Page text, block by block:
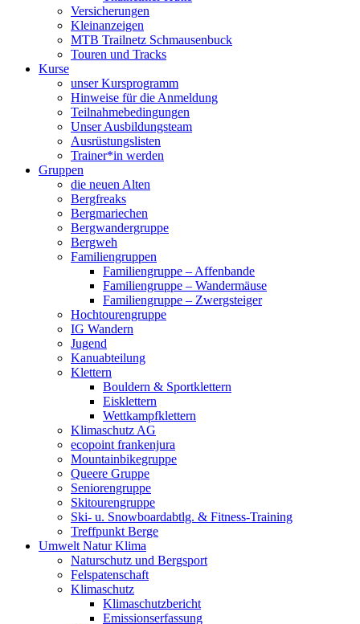
Versicherungen
Kleinanzeigen
MTB Trailnetz Schmausenbuck
Touren und Tracks
Kurse
unser Kursprogramm
Hinweise für die Anmeldung
Teilnahmebedingungen
Unser Ausbildungsteam
Ausrüstungslisten
Trainer*in werden
Gruppen
die neuen Alten
Bergfreaks
Bergmariechen
Bergwandergruppe
Bergweh
Familiengruppen
Familiengruppe – Affenbande
Familiengruppe – Wandermäuse
Familiengruppe – Zwergsteiger
Hochtourengruppe
IG Wandern
Jugend
Kanuabteilung
Klettern
Bouldern & Sportklettern
Eisklettern
Wettkampfklettern
Klimaschutz AG
ecopoint frankenjura
Mountainbikegruppe
Queere Gruppe
Seniorengruppe
Skitourengruppe
Ski- u. Snowboardabtlg. & Fitness-Training
Treffpunkt Berge
Umwelt Natur Klima
Naturschutz und Bergsport
Felspatenschaft
Klimaschutz
Klimaschutzbericht
Emissionserfassung